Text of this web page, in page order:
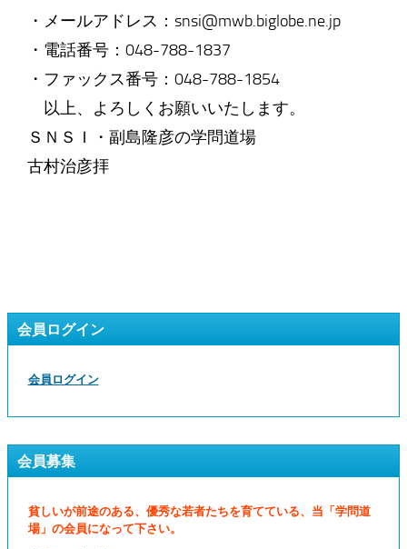
・メールアドレス：snsi@mwb.biglobe.ne.jp
・電話番号：048-788-1837
・ファックス番号：048-788-1854
以上、よろしくお願いいたします。
ＳＮＳＩ・副島隆彦の学問道場
古村治彦拝
会員ログイン
会員ログイン
会員募集
貧しいが前途のある、優秀な若者たちを育てている、当「学問道
場」の会員になって下さい。